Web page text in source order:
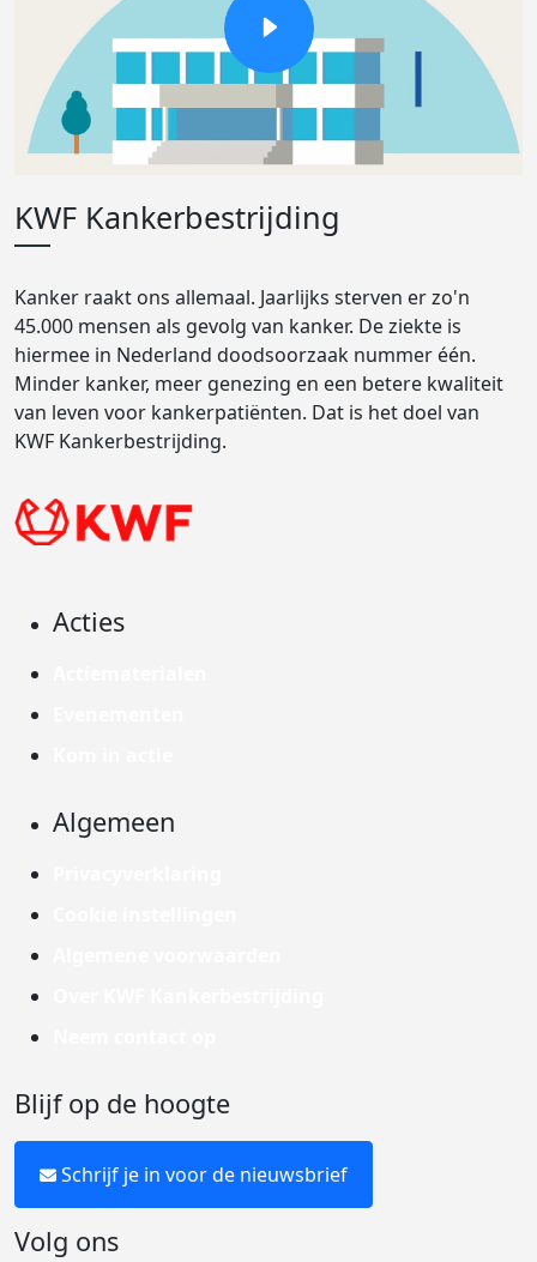
KWF Kankerbestrijding
Kanker raakt ons allemaal. Jaarlijks sterven er zo'n
45.000 mensen als gevolg van kanker. De ziekte is
hiermee in Nederland doodsoorzaak nummer één.
Minder kanker, meer genezing en een betere kwaliteit
van leven voor kankerpatiënten. Dat is het doel van
KWF Kankerbestrijding.
Acties
Algemeen
Blijf op de hoogte
Schrijf je in voor de nieuwsbrief
Volg ons